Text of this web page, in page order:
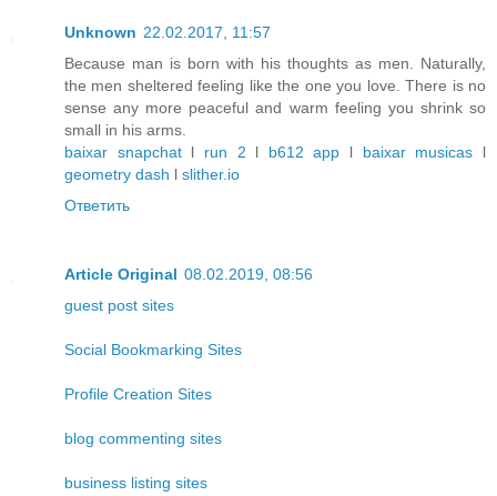
Unknown 22.02.2017, 11:57
Because man is born with his thoughts as men. Naturally,
the men sheltered feeling like the one you love. There is no
sense any more peaceful and warm feeling you shrink so
small in his arms.
baixar snapchatl run 2 l b612 app l baixar musicas l
geometry dash l slither.io
Ответить
Article Original 08.02.2019, 08:56
guest post sites
Social Bookmarking Sites
Profile Creation Sites
blog commenting sites
business listing sites